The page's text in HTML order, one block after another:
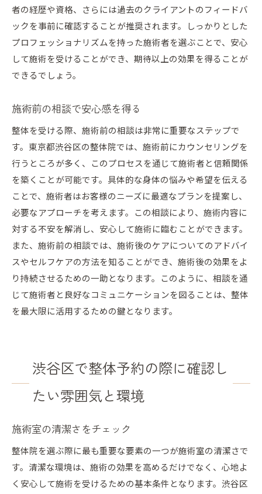
者の経歴や資格、さらには過去のクライアントのフィードバ
ックを事前に確認することが推奨されます。しっかりとした
プロフェッショナリズムを持った施術者を選ぶことで、安心
して施術を受けることができ、期待以上の効果を得ることが
できるでしょう。
施術前の相談で安心感を得る
整体を受ける際、施術前の相談は非常に重要なステップで
す。東京都渋谷区の整体院では、施術前にカウンセリングを
行うところが多く、このプロセスを通じて施術者と信頼関係
を築くことが可能です。具体的な身体の悩みや希望を伝える
ことで、施術者はお客様のニーズに最適なプランを提案し、
必要なアプローチを考えます。この相談により、施術内容に
対する不安を解消し、安心して施術に臨むことができます。
また、施術前の相談では、施術後のケアについてのアドバイ
スやセルフケアの方法を知ることができ、施術後の効果をよ
り持続させるための一助となります。このように、相談を通
じて施術者と良好なコミュニケーションを図ることは、整体
を最大限に活用するための鍵となります。
渋谷区で整体予約の際に確認し
たい雰囲気と環境
施術室の清潔さをチェック
整体院を選ぶ際に最も重要な要素の一つが施術室の清潔さで
す。清潔な環境は、施術の効果を高めるだけでなく、心地よ
く安心して施術を受けるための基本条件となります。渋谷区